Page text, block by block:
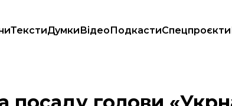
ТекстиДумкиВідеоПодкастиСпецпроєкти
розпочати роботу не раніше 4 вересня